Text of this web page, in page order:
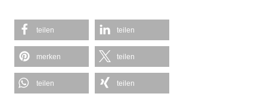
teilen teilen
merken teilen
teilen teilen